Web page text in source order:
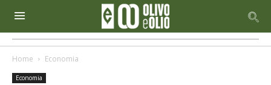
Home Economia
Economia